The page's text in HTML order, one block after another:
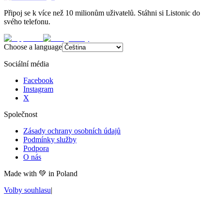
Připoj se k více než 10 milionům uživatelů. Stáhni si Listonic do
svého telefonu.
Choose a language
Sociální média
Facebook
Instagram
X
Společnost
Zásady ochrany osobních údajů
Podmínky služby
Podpora
O nás
Made with 💚 in Poland
Volby souhlasu|